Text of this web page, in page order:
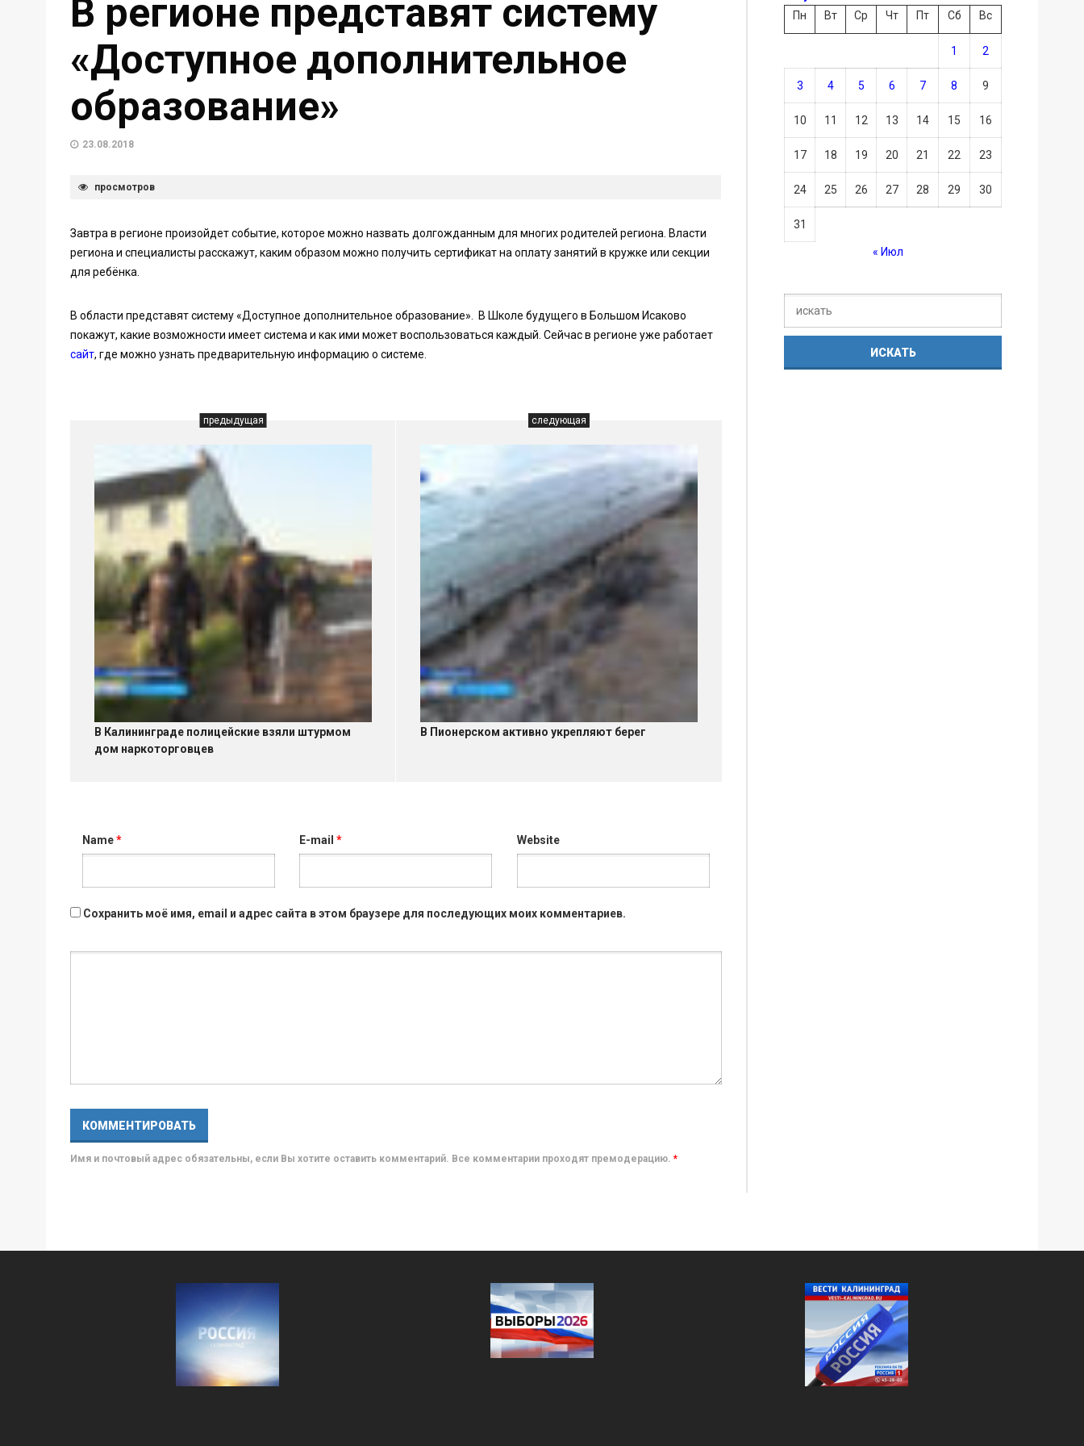
В регионе представят систему
«Доступное дополнительное
образование»
23.08.2018
просмотров
Завтра в регионе произойдет событие, которое можно назвать долгожданным для многих родителей региона. Власти
региона и специалисты расскажут, каким образом можно получить сертификат на оплату занятий в кружке или секции
для ребёнка.
В области представят систему «Доступное дополнительное образование». В Школе будущего в Большом Исаково
покажут, какие возможности имеет система и как ими может воспользоваться каждый. Сейчас в регионе уже работает
сайт, где можно узнать предварительную информацию о системе.
предыдущая
В Калининграде полицейские взяли штурмом
дом наркоторговцев
следующая
В Пионерском активно укрепляют берег
Name* E-mail* Website
Сохранить моё имя, email и адрес сайта в этом браузере для последующих моих комментариев.
Имя и почтовый адрес обязательны, если Вы хотите оставить комментарий. Все комментарии проходят премодерацию. *
Пн
Вт Ср Чт Пт Сб Вс
1 2
3 4 5 6 7 8 9
10 11 12 13 14 15 16
17 18 19 20 21 22 23
24 25 26 27 28 29 30
31
« Июл